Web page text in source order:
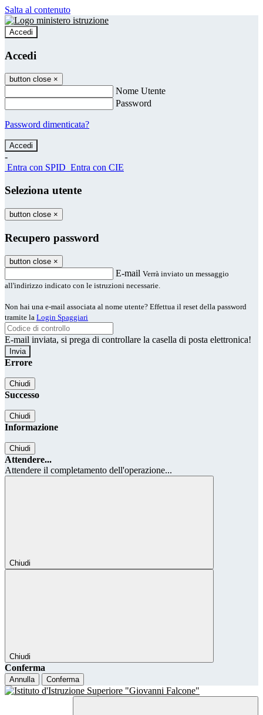
Salta al contenuto
Accedi
Accedi
button close ×
Nome Utente
Password
Password dimenticata?
-
Entra con SPID Entra con CIE
Seleziona utente
button close ×
Recupero password
button close ×
E-mail Verrà inviato un messaggio
all'indirizzo indicato con le istruzioni necessarie.
Non hai una e-mail associata al nome utente? Effettua il reset della password
tramite la Login Spaggiari
E-mail inviata, si prega di controllare la casella di posta elettronica!
Errore
Chiudi
Successo
Chiudi
Informazione
Chiudi
Attendere...
Attendere il completamento dell'operazione...
Chiudi
Chiudi
Conferma
Annulla Conferma